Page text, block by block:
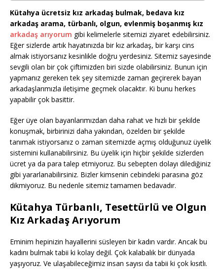
Kütahya ücretsiz kız arkadaş bulmak, bedava kız
arkadaş arama, türbanlı, olgun, evlenmiş boşanmış kız
arkadaş arıyorum gibi kelimelerle sitemizi ziyaret edebilirsiniz.
Eğer sizlerde artık hayatınızda bir kız arkadaş, bir karşı cins
almak istiyorsanız kesinlikle doğru yerdesiniz. Sitemiz sayesinde
sevgili olan bir çok çiftimizden biri sizde olabilirsiniz. Bunun için
yapmanız gereken tek şey sitemizde zaman geçirerek bayan
arkadaşlarımızla iletişime geçmek olacaktır. Ki bunu herkes
yapabilir çok basittir.
Eğer üye olan bayanlarımızdan daha rahat ve hızlı bir şekilde
konuşmak, birbirinizi daha yakından, özelden bir şekilde
tanımak istiyorsanız o zaman sitemizde açmış olduğunuz üyelik
sistemini kullanabilirsiniz. Bu üyelik için hiçbir şekilde sizlerden
ücret ya da para talep etmiyoruz. Bu sebepten dolayı dilediğiniz
gibi yararlanabilirsiniz. Bizler kimsenin cebindeki parasına göz
dikmiyoruz. Bu nedenle sitemiz tamamen bedavadır.
Kütahya Türbanlı, Tesettürlü ve Olgun
Kız Arkadaş Arıyorum
Eminim hepinizin hayallerini süsleyen bir kadın vardır. Ancak bu
kadını bulmak tabii ki kolay değil. Çok kalabalık bir dünyada
yaşıyoruz. Ve ulaşabileceğimiz insan sayısı da tabii ki çok kısıtlı.